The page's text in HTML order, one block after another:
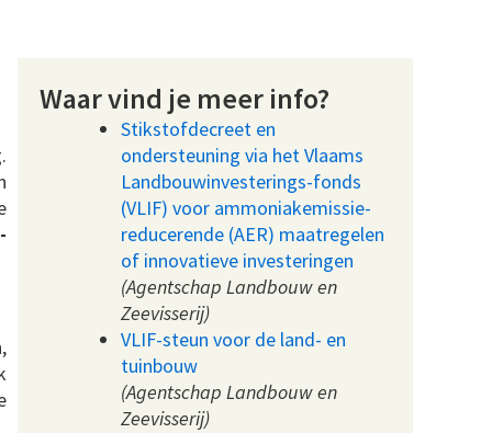
Waar vind je meer info?
Stikstofdecreet en
ondersteuning via het Vlaams
Landbouwinvesterings-fonds
(VLIF) voor ammoniakemissie-
reducerende (AER) maatregelen
of innovatieve investeringen
(Agentschap Landbouw en
Zeevisserij)
VLIF-steun voor de land- en
tuinbouw
(Agentschap Landbouw en
Zeevisserij)